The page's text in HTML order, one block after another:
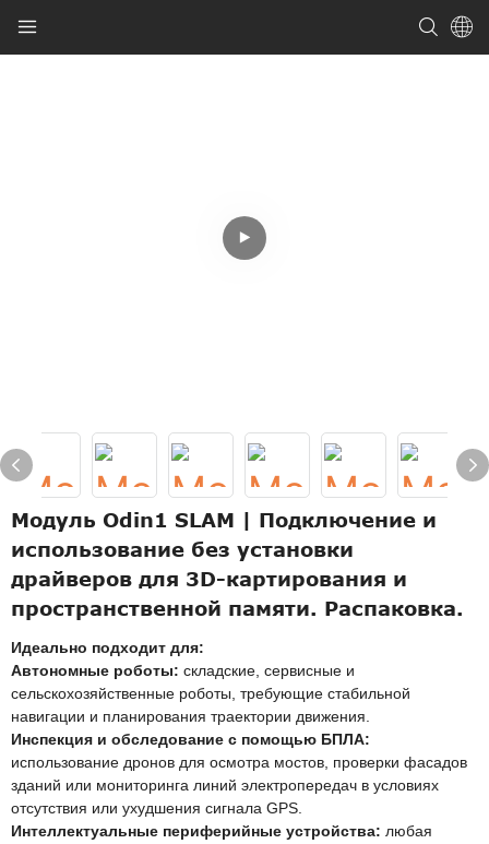
Модуль Odin1 SLAM | Подключение и
использование без установки
драйверов для 3D-картирования и
пространственной памяти. Распаковка.
Идеально подходит для:
Автономные роботы: складские, сервисные и
сельскохозяйственные роботы, требующие стабильной
навигации и планирования траектории движения.
Инспекция и обследование с помощью БПЛА:
использование дронов для осмотра мостов, проверки фасадов
зданий или мониторинга линий электропередач в условиях
отсутствия или ухудшения сигнала GPS.
Интеллектуальные периферийные устройства: любая